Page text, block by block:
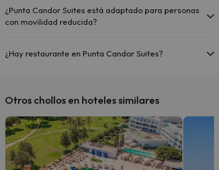
comunes.
¿Punta Candor Suites está adaptado para personas
con movilidad reducida?
movilidad reducida.
¿Hay restaurante en Punta Candor Suites?
Otros chollos en hoteles similares